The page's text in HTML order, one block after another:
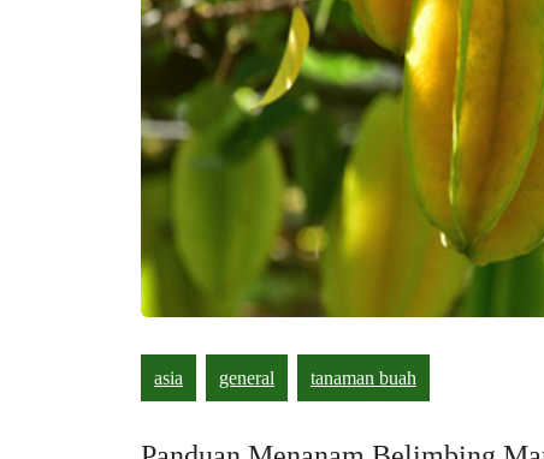
asia general tanaman buah